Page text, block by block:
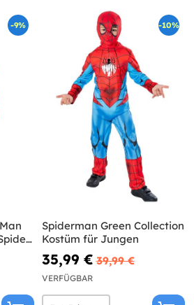
-9% -10%
Spiderman Green Collection
Kostüm für Jungen
35,99 € 39,99 €
VERFÜGBAR